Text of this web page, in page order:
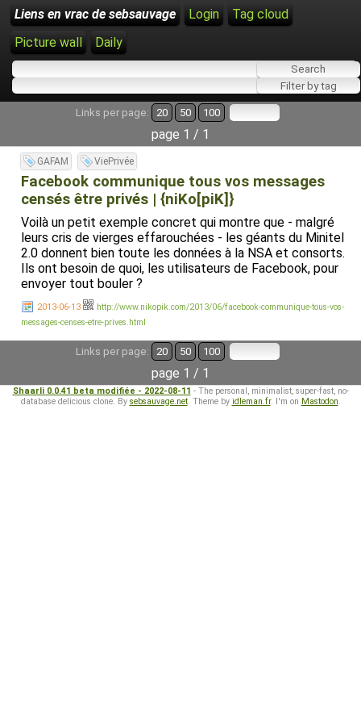
Liens en vrac de sebsauvage Login
Tag cloud
Picture wall
Daily
Links per page: 20 50 100
page 1 / 1
GAFAM ViePrivée
Facebook communique tous vos messages
censés être privés | {niKo[piK]}
Voilà un petit exemple concret qui montre que - malgré
leurs cris de vierges effarouchées - les géants du Minitel
2.0 donnent bien toute les données à la NSA et consorts.
Ils ont besoin de quoi, les utilisateurs de Facebook, pour
envoyer tout bouler ?
2013-06-13
http://www.nikopik.com/2013/06/facebook-communique-tous-vos-
messages-censes-etre-prives.html
Links per page: 20 50 100
page 1 / 1
Shaarli 0.0.41 beta modifiée - 2022-08-11 - The personal, minimalist, super-fast, no-
database delicious clone. By sebsauvage.net. Theme by idleman.fr. I'm on Mastodon.